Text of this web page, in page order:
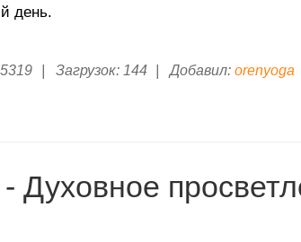
день.
5319 Загрузок: 144 Добавил: orenyoga